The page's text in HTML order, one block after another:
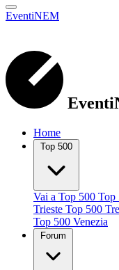
EventiNEM
Home
Top 500
Vai a Top 500 Top
Trieste Top 500
Top 500 Venezia
Forum